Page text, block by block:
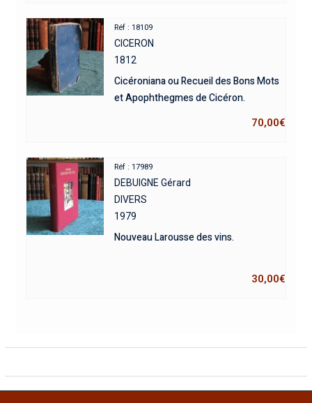
Réf : 18109
CICERON
1812
Cicéroniana ou Recueil des Bons Mots
et Apophthegmes de Cicéron.
70,00€
Réf : 17989
DEBUIGNE Gérard
DIVERS
1979
Nouveau Larousse des vins.
30,00€